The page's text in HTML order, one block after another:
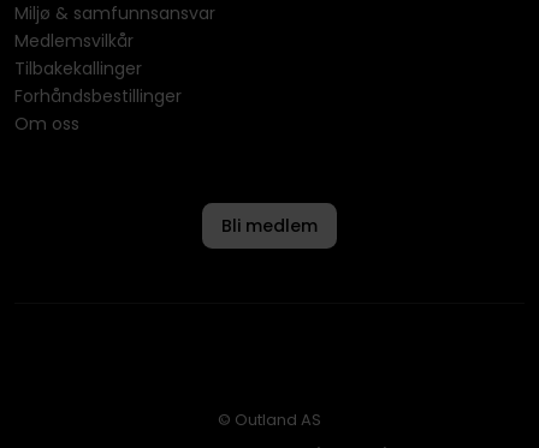
Miljø & samfunnsansvar
Medlemsvilkår
Tilbakekallinger
Forhåndsbestillinger
Om oss
Bli medlem
© Outland AS